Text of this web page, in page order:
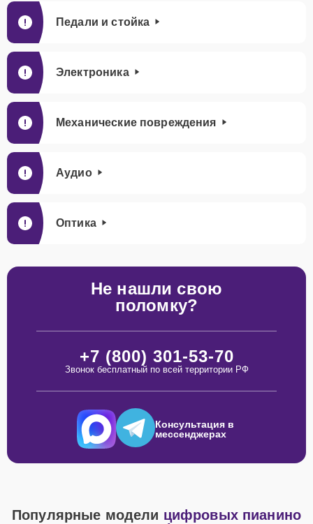
Педали и стойка
Электроника
Механические повреждения
Аудио
Оптика
Не нашли свою
поломку?
+7 (800) 301-53-70
Звонок бесплатный по всей территории РФ
Консультация в
мессенджерах
Популярные модели цифровых пианино